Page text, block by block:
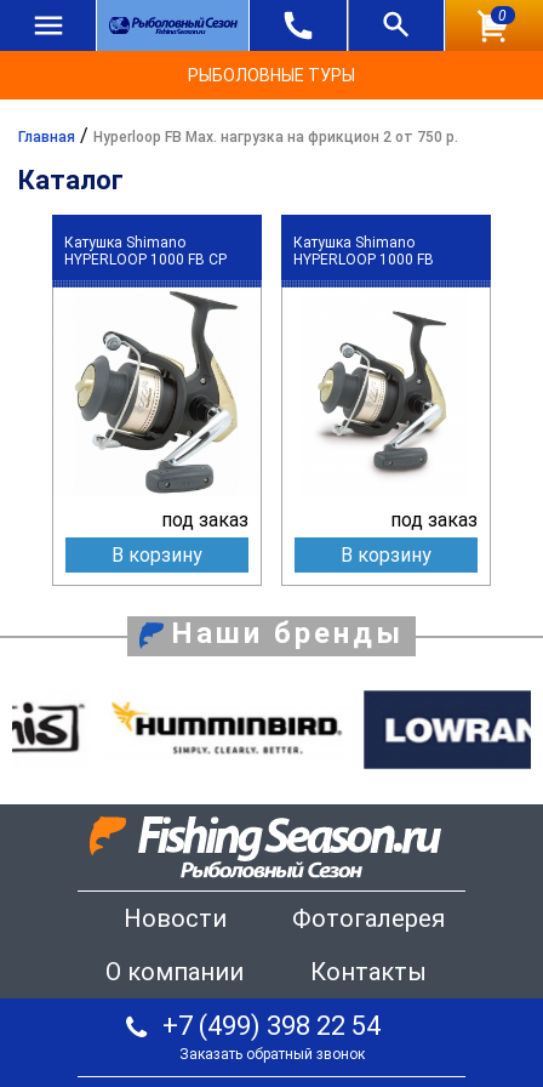
0
РЫБОЛОВНЫЕ ТУРЫ
Главная / Hyperloop FB Max. нагрузка на фрикцион 2 от 750 р.
Каталог
Катушка Shimano
HYPERLOOP 1000 FB CP
под заказ
В корзину
Катушка Shimano
HYPERLOOP 1000 FB
под заказ
В корзину
Наши бренды
Новости
Фотогалерея
О компании
Контакты
+7 (499) 398 22 54
Заказать обратный звонок